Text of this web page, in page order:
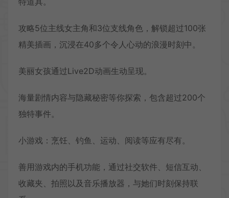
攻略5位主线女主角和3位支线角色，解锁超过100张
精美插画，沉浸在40多个令人心动的浪漫时刻中。
美丽女孩通过Live2D动画生动呈现。
海量剧情内容与隐藏秘密等你探索，包含超过200个
独特事件。
小游戏：烹饪、钓鱼、运动、阅读等应有尽有。
善用游戏内的手机功能，通过社交软件、短信互动、
收藏夹、拍照以及音乐播放器，与她们时刻保持联